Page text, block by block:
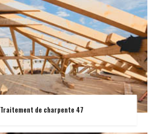
Traitement de charpente 47